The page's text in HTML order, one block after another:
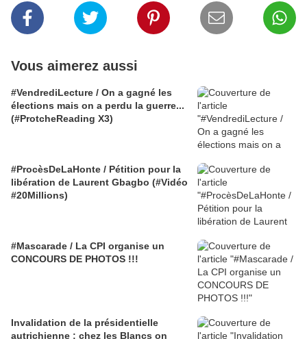
Vous aimerez aussi
#VendrediLecture / On a gagné les
élections mais on a perdu la guerre...
(#ProtcheReading X3)
#ProcèsDeLaHonte / Pétition pour la
libération de Laurent Gbagbo (#Vidéo
#20Millions)
#Mascarade / La CPI organise un
CONCOURS DE PHOTOS !!!
Invalidation de la présidentielle
autrichienne : chez les Blancs on